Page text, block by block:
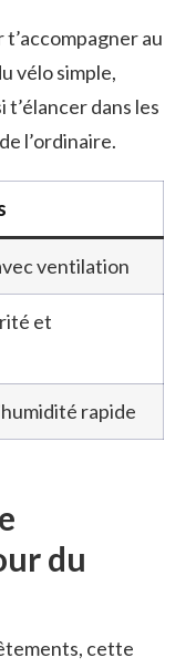
au
vélo simple,
dans les
l’ordinaire.
ventilation
et
rapide
du
cette